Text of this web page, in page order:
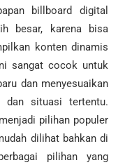
billboard digital
besar, karena bisa
konten dinamis
sangat cocok untuk
dan menyesuaikan
dan situasi tertentu.
pilihan populer
dilihat bahkan di
pilihan yang